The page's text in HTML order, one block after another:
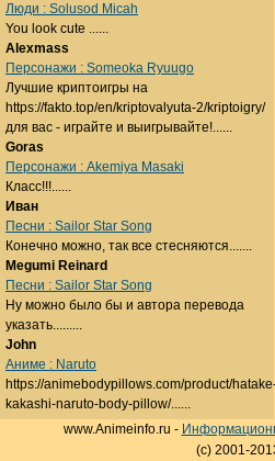
Люди : Solusod Micah
You look cute ......
Alexmass
Персонажи : Someoka Ryuugo
Лучшие криптоигры на
https://fakto.top/en/kriptovalyuta-2/kriptoigry/
для вас - играйте и выигрывайте!......
Goras
Персонажи : Akemiya Masaki
Класс!!!......
Иван
Песни : Sailor Star Song
Конечно можно, так все стесняются.......
Megumi Reinard
Песни : Sailor Star Song
Ну можно было бы и автора перевода
указать.........
John
Аниме : Naruto
https://animebodypillows.com/product/
kakashi-naruto-body-pillow/......
www.Animeinfo.ru -
(c) 2001-